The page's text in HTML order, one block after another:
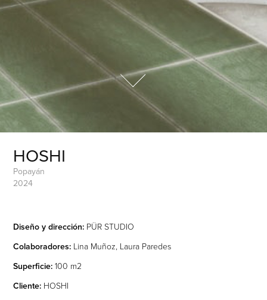
HOSHI
Popayán
2024
Diseño y dirección: PÜR STUDIO
Colaboradores: Lina Muñoz, Laura Paredes
Superficie: 100 m2
Cliente: HOSHI